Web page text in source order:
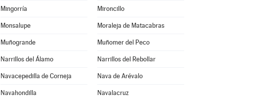
Mingorría Mironcillo
Monsalupe Moraleja de Matacabras
Muñogrande Muñomer del Peco
Narrillos del Álamo Narrillos del Rebollar
Navacepedilla de Corneja Nava de Arévalo
Navahondilla Navalacruz